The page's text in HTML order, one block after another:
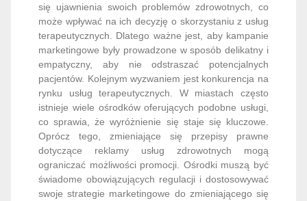
się ujawnienia swoich problemów zdrowotnych, co
może wpływać na ich decyzję o skorzystaniu z usług
terapeutycznych. Dlatego ważne jest, aby kampanie
marketingowe były prowadzone w sposób delikatny i
empatyczny, aby nie odstraszać potencjalnych
pacjentów. Kolejnym wyzwaniem jest konkurencja na
rynku usług terapeutycznych. W miastach często
istnieje wiele ośrodków oferujących podobne usługi,
co sprawia, że wyróżnienie się staje się kluczowe.
Oprócz tego, zmieniające się przepisy prawne
dotyczące reklamy usług zdrowotnych mogą
ograniczać możliwości promocji. Ośrodki muszą być
świadome obowiązujących regulacji i dostosowywać
swoje strategie marketingowe do zmieniającego się